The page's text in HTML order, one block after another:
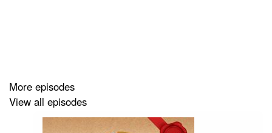
حمایت از گمانیک در پلتفرم "حامی باش"
More episodes
View all episodes